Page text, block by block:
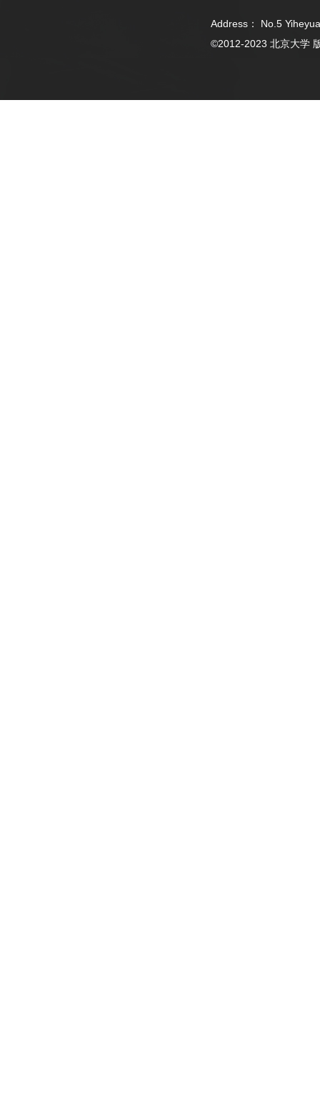
Address： No.5
©2012-2023 北京大学